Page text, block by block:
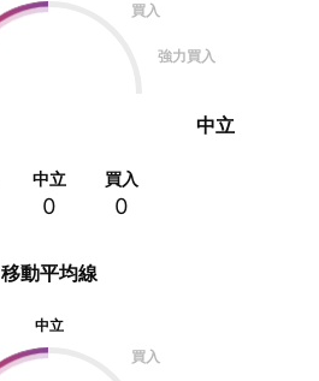
買入
強力買入
中立
中立
0
買入
0
移動平均線
中立
買入